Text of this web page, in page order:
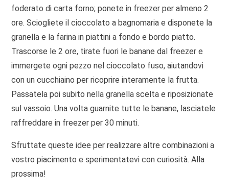
foderato di carta forno; ponete in freezer per almeno 2
ore. Sciogliete il cioccolato a bagnomaria e disponete la
granella e la farina in piattini a fondo e bordo piatto.
Trascorse le 2 ore, tirate fuori le banane dal freezer e
immergete ogni pezzo nel cioccolato fuso, aiutandovi
con un cucchiaino per ricoprire interamente la frutta.
Passatela poi subito nella granella scelta e riposizionate
sul vassoio. Una volta guarnite tutte le banane, lasciatele
raffreddare in freezer per 30 minuti.
Sfruttate queste idee per realizzare altre combinazioni a
vostro piacimento e sperimentatevi con curiosità. Alla
prossima!